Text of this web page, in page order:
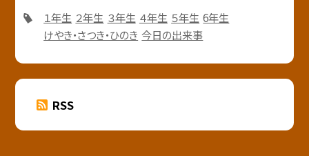
１年生 ２年生 ３年生 ４年生 ５年生 6年生
けやき・さつき・ひのき 今日の出来事
RSS